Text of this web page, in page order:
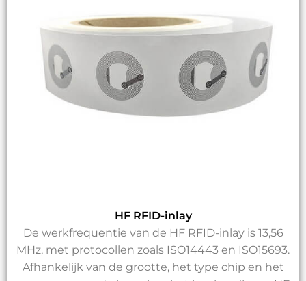
HF RFID-inlay
De werkfrequentie van de HF RFID-inlay is 13,56
MHz, met protocollen zoals ISO14443 en ISO15693.
Afhankelijk van de grootte, het type chip en het